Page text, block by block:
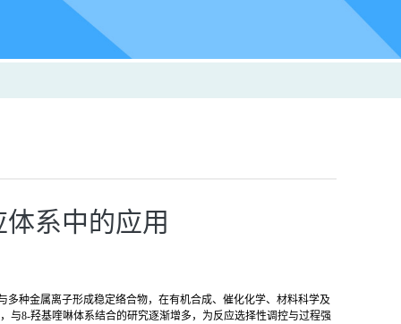
系中的应用
多种金属离子形成稳定络合物，在有机合成、催化化学、材料科学及
与8-羟基喹啉体系结合的研究逐渐增多，为反应选择性调控与过程强